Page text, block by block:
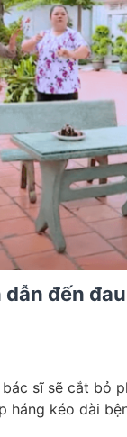
đến
sĩ sẽ cắt bỏ
kéo dài